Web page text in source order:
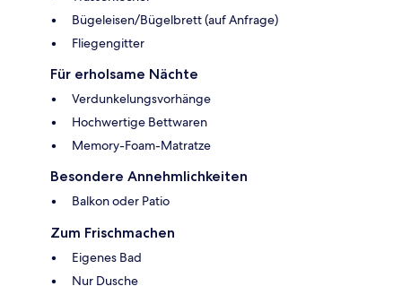
Bügeleisen/Bügelbrett (auf Anfrage)
Fliegengitter
Für erholsame Nächte
Verdunkelungsvorhänge
Hochwertige Bettwaren
Memory-Foam-Matratze
Besondere Annehmlichkeiten
Balkon oder Patio
Zum Frischmachen
Eigenes Bad
Nur Dusche